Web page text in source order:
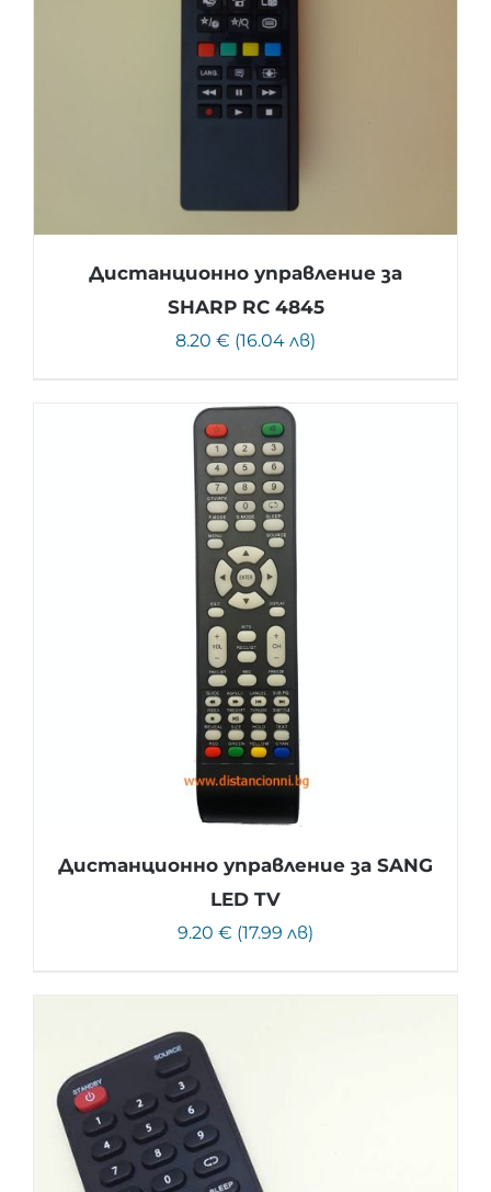
Дистанционно управление за
SHARP RC 4845
8.20 € (16.04 лв)
Дистанционно управление за SANG
LED TV
9.20 € (17.99 лв)